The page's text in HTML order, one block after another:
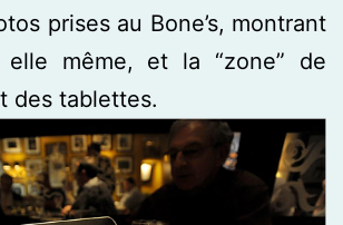
prises au Bone’s, montrant
même, et la “zone” de
des tablettes.